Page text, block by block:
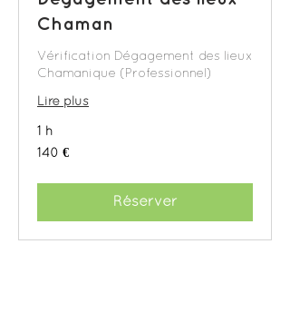
Chaman
Vérification Dégagement des lieux
Chamanique (Professionnel)
Lire plus
1 h
140
euros
140 €
Réserver